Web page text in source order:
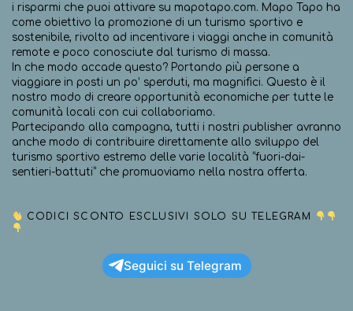
i risparmi che puoi attivare su mapotapo.com. Mapo Tapo ha
come obiettivo la promozione di un turismo sportivo e
sostenibile, rivolto ad incentivare i viaggi anche in comunità
remote e poco conosciute dal turismo di massa.
In che modo accade questo? Portando più persone a
viaggiare in posti un po’ sperduti, ma magnifici. Questo è il
nostro modo di creare opportunità economiche per tutte le
comunità locali con cui collaboriamo.
Partecipando alla campagna, tutti i nostri publisher avranno
anche modo di contribuire direttamente allo sviluppo del
turismo sportivo estremo delle varie località “fuori-dai-
sentieri-battuti” che promuoviamo nella nostra offerta.
CODICI SCONTO ESCLUSIVI SOLO SU TELEGRAM
Seguici su Telegram